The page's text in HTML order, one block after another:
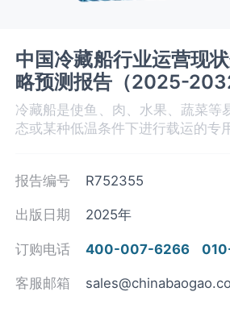
中国冷藏船行业运营现
略预测报告（2025-
冷藏船是使鱼、肉、水果、蔬菜等
态或某种低温条件下进行载运的专
报告编号 R752355
出版日期 2025年
订购电话 400-007-6266
客服邮箱